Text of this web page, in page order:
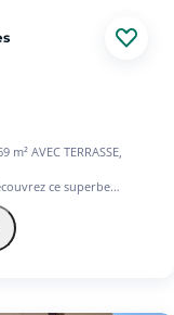
ce superbe
résidence récente,
lumineuse avec cuisine
agréable terrasse, idéale